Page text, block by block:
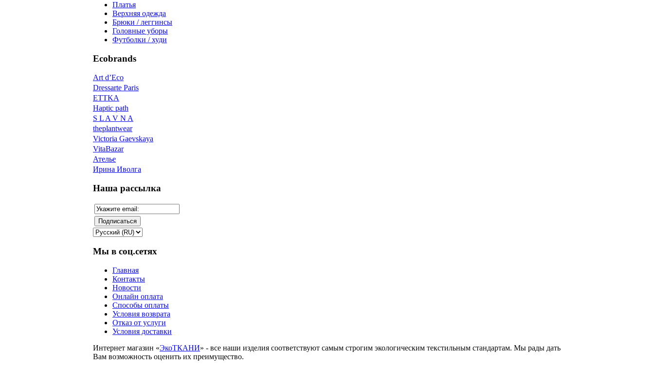
Платья
Верхняя одежда
Брюки / леггинсы
Головные уборы
Футболки / худи
Ecobrands
Art d’Eco
Dressarte Paris
ETTKA
Haptic path
S L A V N A
theplantwear
Victoria Gaevskaya
VitaBazar
Ателье
Ирина Иволга
Наша рассылка
Мы в соц.сетях
Главная
Контакты
Новости
Онлайн оплата
Способы оплаты
Условия возврата
Отказ от услуги
Условия доставки
Интернет магазин «ЭкоТКАНИ» - все наши изделия соответствуют самым строгим экологическим текстильным стандартам. Мы рады дать
Вам возможность оценить их преимущество.